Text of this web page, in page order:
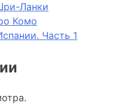
Ланки
Комо
Часть 1